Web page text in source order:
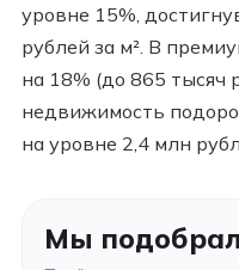
уровне 15%,
рублей за м². В
на 18% (до 865 тысяч
недвижимость
на уровне 2,4 млн
Мы